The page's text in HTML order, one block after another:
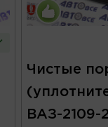
Чистые
ВАЗ-2109-